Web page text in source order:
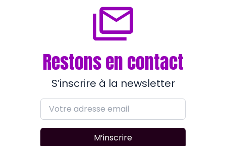
Restons en contact
S’inscrire à la newsletter
M’inscrire